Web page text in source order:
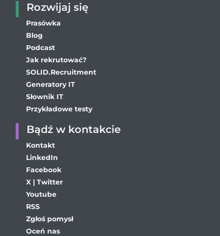
Rozwijaj się
Prasówka
Blog
Podcast
Jak rekrutować?
SOLID.Recruitment
Generatory IT
Słownik IT
Przykładowe testy
Bądź w kontakcie
Kontakt
LinkedIn
Facebook
X | Twitter
Youtube
RSS
Zgłoś pomysł
Oceń nas